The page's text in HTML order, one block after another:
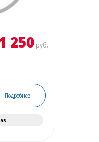
250 руб.
Подробнее